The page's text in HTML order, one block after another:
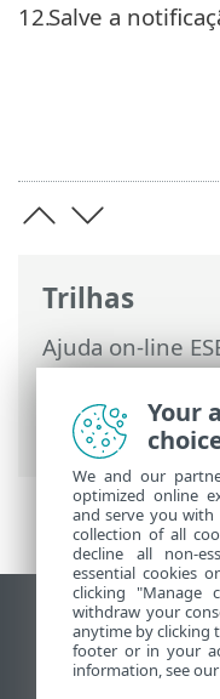
Trilhas
Ajuda on-line
Advanced>
Advanced >
detectadas
12.Salve a
Ver site para
End of Life
Base de
Your
We and our
optimized online
and serve you with
collection of all
decline all non-
essential cookies
clicking "Manage
withdraw your
anytime by clicking
footer or in your
information, see our